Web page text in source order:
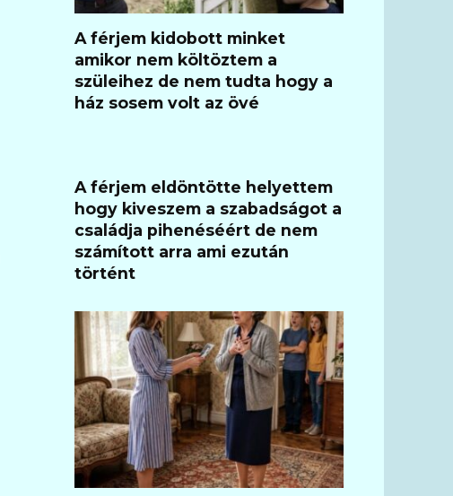
A férjem kidobott minket
amikor nem költöztem a
szüleihez de nem tudta hogy a
ház sosem volt az övé
A férjem eldöntötte helyettem
hogy kiveszem a szabadságot a
családja pihenéséért de nem
számított arra ami ezután
történt